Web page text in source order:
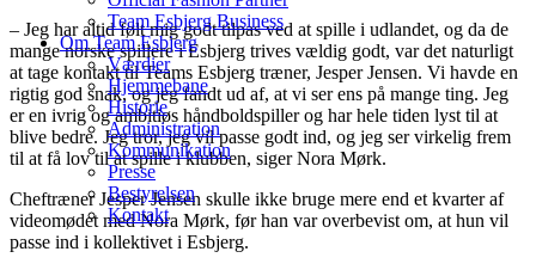
Team Esbjerg Business
Om Team Esbjerg
Værdier
Hjemmebane
Historie
Administration
Kommunikation
Presse
Bestyrelsen
Kontakt
– Jeg har altid følt mig godt tilpas ved at spille i udlandet, og da de
mange norske spillere i Esbjerg trives vældig godt, var det naturligt
at tage kontakt til Teams Esbjerg træner, Jesper Jensen. Vi havde en
rigtig god snak, og jeg fandt ud af, at vi ser ens på mange ting. Jeg
er en ivrig og ambitiøs håndboldspiller og har hele tiden lyst til at
blive bedre. Jeg tror, jeg vil passe godt ind, og jeg ser virkelig frem
til at få lov til at spille i klubben, siger Nora Mørk.
Cheftræner Jesper Jensen skulle ikke bruge mere end et kvarter af
videomødet med Nora Mørk, før han var overbevist om, at hun vil
passe ind i kollektivet i Esbjerg.